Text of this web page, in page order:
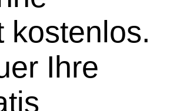
kostenlos.
Ihre